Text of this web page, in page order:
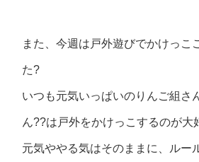
また、今週は戸外遊びでかけっこ
た?
いつも元気いっぱいのりんご組さ
ん??は戸外をかけっこするのが大
元気ややる気はそのままに、ルー